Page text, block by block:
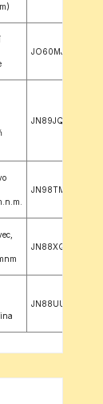
JO60MJ
JN89JQ
JN98TM
JN88XQ
JN88UU